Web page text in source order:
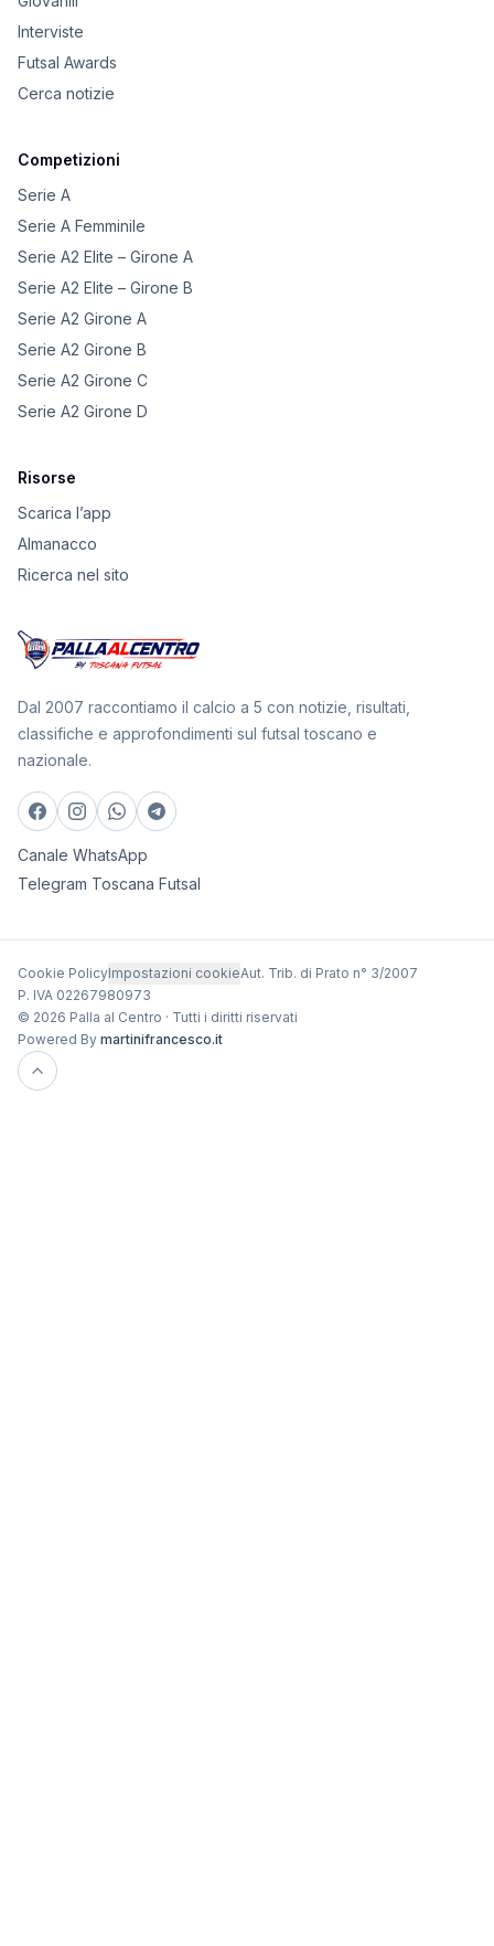
Interviste
Futsal Awards
Cerca notizie
Competizioni
Serie A
Serie A Femminile
Serie A2 Elite – Girone A
Serie A2 Elite – Girone B
Serie A2 Girone A
Serie A2 Girone B
Serie A2 Girone C
Serie A2 Girone D
Risorse
Scarica l’app
Almanacco
Ricerca nel sito
Dal 2007 raccontiamo il calcio a 5 con notizie, risultati,
classifiche e approfondimenti sul futsal toscano e
nazionale.
Canale WhatsApp
Telegram Toscana Futsal
Cookie PolicyImpostazioni cookieAut. Trib. di Prato n° 3/2007
P. IVA 02267980973
© 2026 Palla al Centro · Tutti i diritti riservati
Powered By martinifrancesco.it